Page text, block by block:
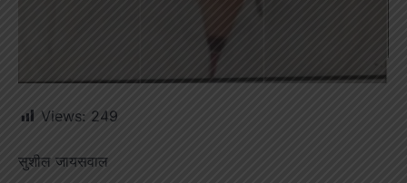
Views: 249
सुशील जायसवाल